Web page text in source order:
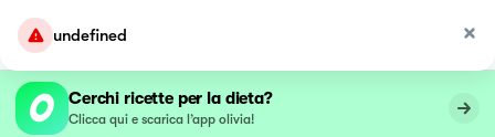
undefined
Cerchi ricette per la dieta?
Clicca qui e scarica l’app olivia!